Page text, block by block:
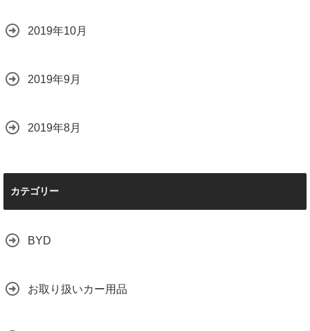
2019年10月
2019年9月
2019年8月
カテゴリー
BYD
お取り扱いカー用品